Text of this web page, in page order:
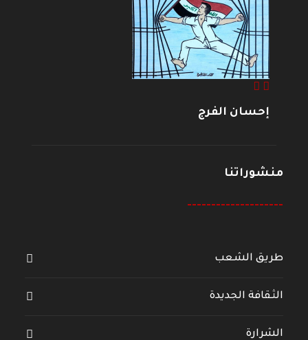
إحسان الفرج
منشوراتنا
--------------------
طريق الشعب
الثقافة الجديدة
الشرارة